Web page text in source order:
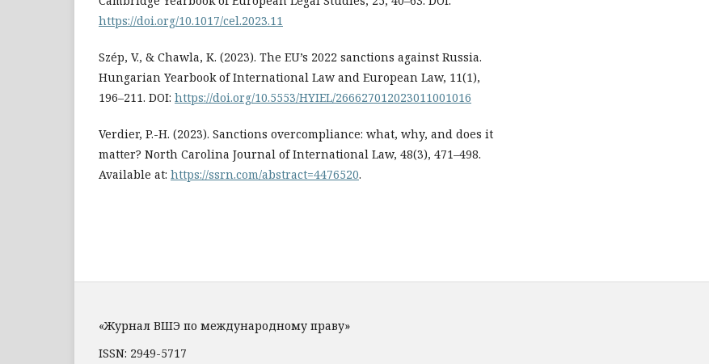
https://doi.org/10.1017/cel.2023.11
Szép, V., & Chawla, K. (2023). The EU’s 2022 sanctions against Russia.
Hungarian Yearbook of International Law and European Law, 11(1),
196–211. DOI: https://doi.org/10.5553/HYIEL/266627012023011001016
Verdier, P.-H. (2023). Sanctions overcompliance: what, why, and does it
matter? North Carolina Journal of International Law, 48(3), 471–498.
Available at: https://ssrn.com/abstract=4476520.
«Журнал ВШЭ по международному праву»
ISSN: 2949-5717